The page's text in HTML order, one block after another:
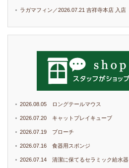
ラガマフィン／2026.07.21 吉祥寺本店 入店
2026.08.05 ロングテールマウス
2026.07.20 キャットプレイキューブ
2026.07.19 ブローチ
2026.07.16 食器用スポンジ
2026.07.14 清潔に保てるセラミック給水器